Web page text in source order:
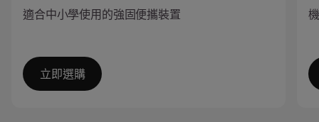
適合中小學使用的強固便攜裝置
立即選購